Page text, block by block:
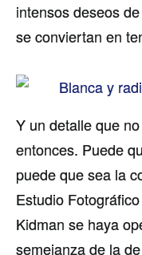
intensos deseos
se conviertan en
Y un detalle que
entonces. Puede
puede que sea la
Estudio
Kidman se haya
semejanza de la